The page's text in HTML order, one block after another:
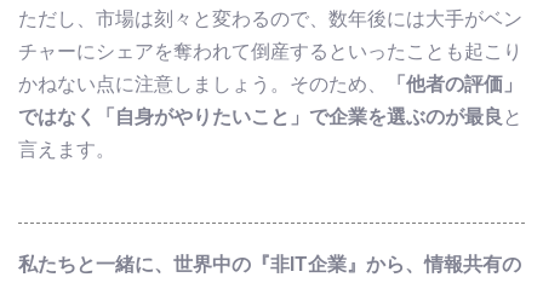
ただし、市場は刻々と変わるので、数年後には大手がベン
チャーにシェアを奪われて倒産するといったことも起こり
かねない点に注意しましょう。そのため、
「他者の評価」
ではなく「自身がやりたいこと」で企業を選ぶのが最良 と
言えます。
私たちと一緒に、世界中の『非IT企業』から、情報共有の